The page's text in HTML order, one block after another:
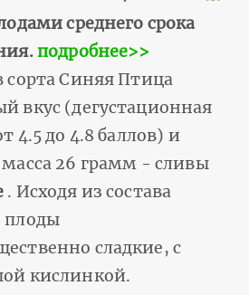
среднего срока
подробнее>>
сорта Синяя Птица
вкус (дегустационная
4.5 до 4.8 баллов) и
масса 26 грамм - сливы
. Исходя из состава
плоды
сладкие, с
кислинкой.